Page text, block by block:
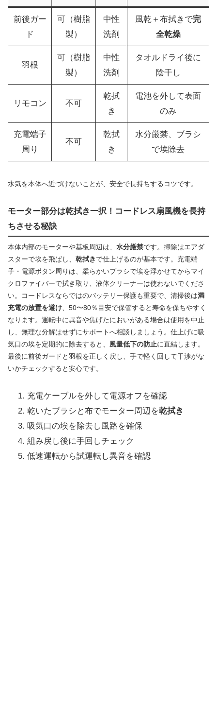
前後ガー
ド
可（樹脂
製）
中性
洗剤
風乾＋布拭きで完
全乾燥
羽根
可（樹脂
製）
中性
洗剤
タオルドライ後に
陰干し
リモコン 不可
乾拭
き
電池を外して表面
のみ
充電端子
周り
不可
乾拭
き
水分厳禁、ブラシ
で埃除去
水気を本体へ近づけないことが、安全で長持ちするコツです。
モーター部分は乾拭き一択！コードレス扇風機を長持
ちさせる秘訣
本体内部のモーターや基板周辺は、 水分厳禁です。掃除はエアダ
スターで埃を飛ばし、 乾拭きで仕上げるのが基本です。充電端
子・電源ボタン周りは、柔らかいブラシで埃を浮かせてからマイ
クロファイバーで拭き取り、液体クリーナーは使わないでくださ
い。コードレスならではのバッテリー保護も重要で、清掃後は満
充電の放置を避け 、50〜80％目安で保管すると寿命を保ちやすく
なります。運転中に異音や焦げたにおいがある場合は使用を中止
し、無理な分解はせずにサポートへ相談しましょう。仕上げに吸
気口の埃を定期的に除去すると、 風量低下の防止に直結します。
最後に前後ガードと羽根を正しく戻し、手で軽く回して干渉がな
いかチェックすると安心です。
充電ケーブルを外して電源オフを確認
乾いたブラシと布でモーター周辺を乾拭き
吸気口の埃を除去し風路を確保
組み戻し後に手回しチェック
低速運転から試運転し異音を確認